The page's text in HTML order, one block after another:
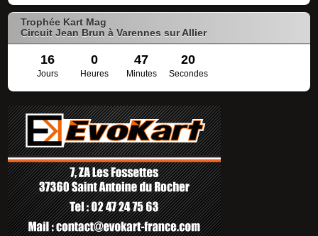
Trophée Kart Mag
Circuit Jean Brun à Varennes sur Allier
16 0 47 20
Jours Heures Minutes Secondes